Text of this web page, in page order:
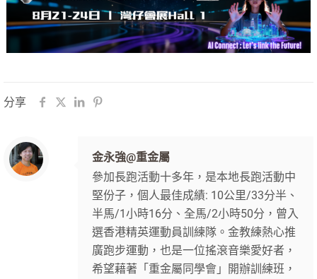
分享
金永強@重金屬
參加長跑活動十多年，是本地長跑活動中
堅份子，個人最佳成績: 10公里/33分半、
半馬/1小時16分、全馬/2小時50分，曾入
選香港精英運動員訓練隊。金教練熱心推
廣跑步運動，也是一位搖滾音樂愛好者，
希望藉著「重金屬同學會」開辦訓練班，